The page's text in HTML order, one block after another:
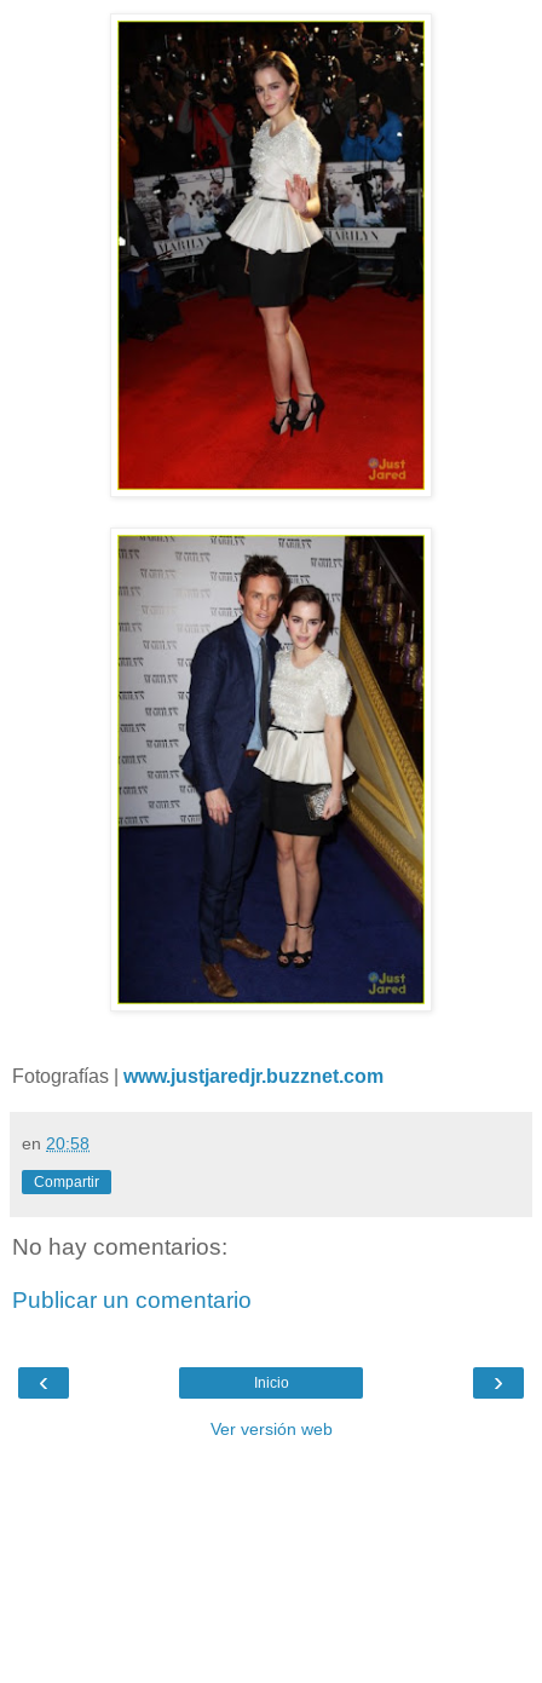
Fotografías | www.justjaredjr.buzznet.com
en 20:58
Compartir
No hay comentarios:
Publicar un comentario
‹ ›
Inicio
Ver versión web